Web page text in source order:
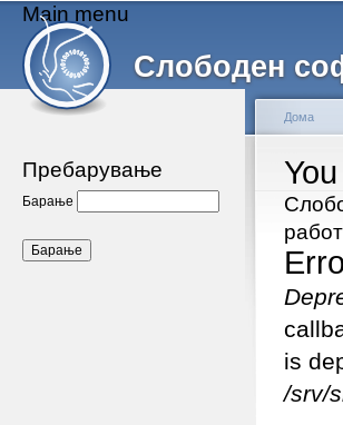
Слободен
Main menu
Пребарување
Барање
Дома
is
/srv/